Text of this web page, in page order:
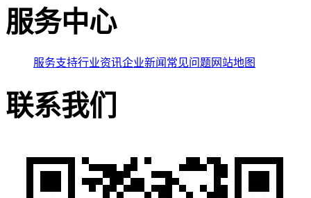
服务中心
服务支持行业资讯企业新闻 常见问题 网站地图
联系我们